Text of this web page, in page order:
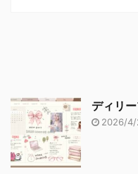
ディリ
2026/